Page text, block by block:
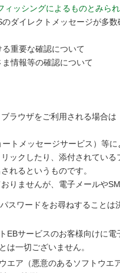
ィッシングによるものとみら
ダイレクトメッセージが多数
る重要な確認について
情報等の確認について
ラウザをご利用される場合
トメッセージサービス）等に
ックしたり、添付されてい
れるというものです。
りませんが、電子メールや
スワードをお尋ねすること
EBサービスのお客様向けに
は一切ございません。
エア（悪意のあるソフトウ